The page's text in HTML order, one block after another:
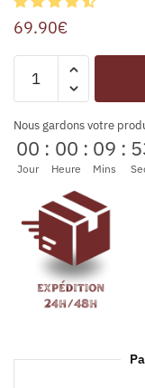
69.90€
Nous gardons votre
00
Jour
: 00
Heure
: 09
Mins
: